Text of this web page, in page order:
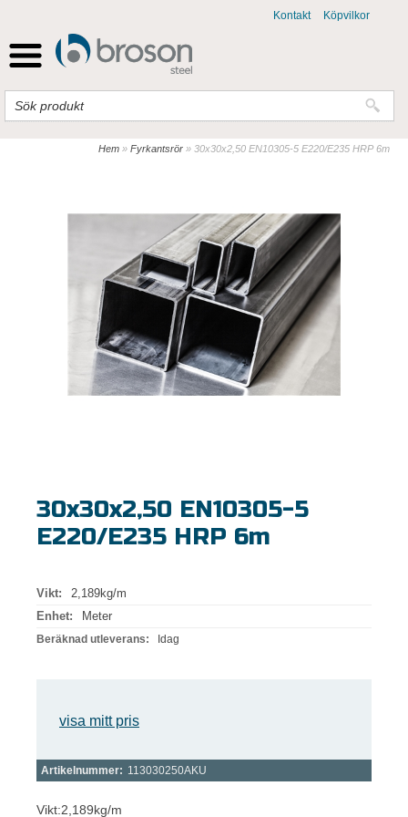
Kontakt Köpvilkor
Hem » Fyrkantsrör » 30x30x2,50 EN10305-5 E220/E235 HRP 6m
30x30x2,50 EN10305-5
E220/E235 HRP 6m
Vikt:
2,189kg/m
Enhet:
Meter
Beräknad utleverans: Idag
visa mitt pris
Artikelnummer: 113030250AKU
Vikt:2,189kg/m